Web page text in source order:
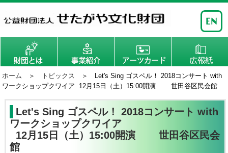
ホーム ＞ トピックス
＞ Let's Sing ゴスペル！ 2018コンサート with
ワークショップクワイア 12月15日（土）15:00開演 世田谷区民会館
Let's Sing ゴスペル！ 2018コンサート with
ワークショップクワイア
12月15日（土）15:00開演 世田谷区民会
館